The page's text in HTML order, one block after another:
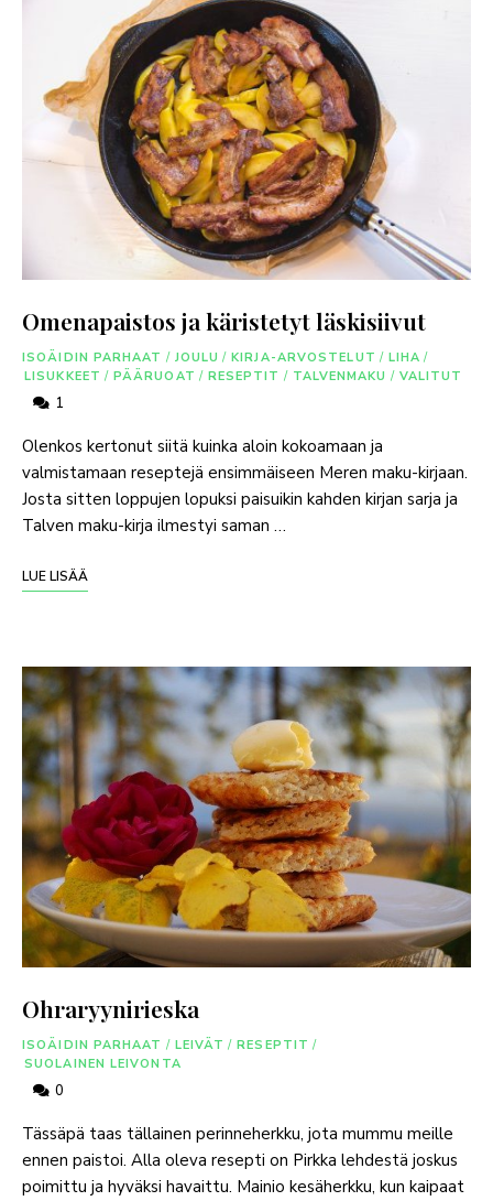
Omenapaistos ja käristetyt läskisiivut
ISOÄIDIN PARHAAT / JOULU / KIRJA-ARVOSTELUT / LIHA /
LISUKKEET / PÄÄRUOAT / RESEPTIT / TALVENMAKU / VALITUT
1
Olenkos kertonut siitä kuinka aloin kokoamaan ja
valmistamaan reseptejä ensimmäiseen Meren maku-kirjaan.
Josta sitten loppujen lopuksi paisuikin kahden kirjan sarja ja
Talven maku-kirja ilmestyi saman …
LUE LISÄÄ
Ohraryynirieska
ISOÄIDIN PARHAAT / LEIVÄT / RESEPTIT /
SUOLAINEN LEIVONTA
0
Tässäpä taas tällainen perinneherkku, jota mummu meille
ennen paistoi. Alla oleva resepti on Pirkka lehdestä joskus
poimittu ja hyväksi havaittu. Mainio kesäherkku, kun kaipaat